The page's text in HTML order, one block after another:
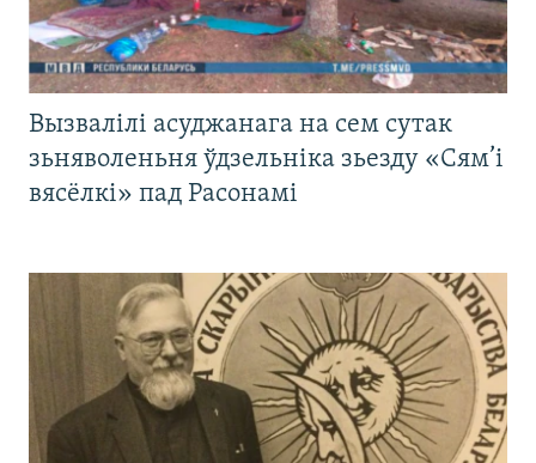
Вызвалілі асуджанага на сем сутак
зьняволеньня ўдзельніка зьезду «Сям’і
вясёлкі» пад Расонамі